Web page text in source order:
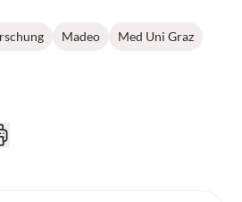
Madeo
Med Uni Graz